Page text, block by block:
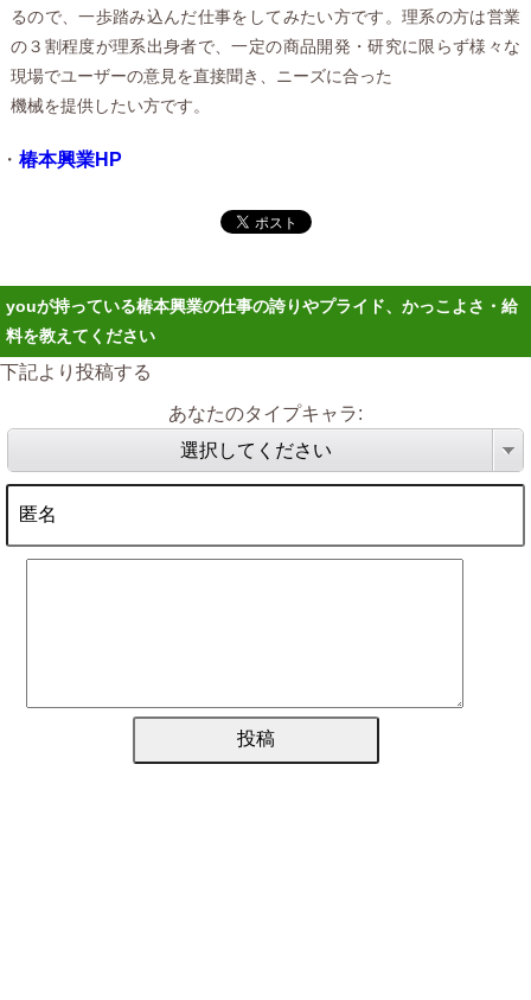
るので、一歩踏み込んだ仕事をしてみたい方です。理系の方は営業
の３割程度が理系出身者で、一定の商品開発・研究に限らず様々な
現場でユーザーの意見を直接聞き、ニーズに合った
機械を提供したい方です。
・ 椿本興業HP
youが持っている椿本興業の仕事の誇りやプライド、かっこよさ・給
料を教えてください
下記より投稿する
あなたのタイプキャラ:
選択してください